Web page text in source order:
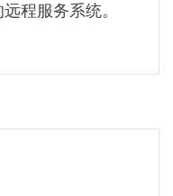
程服务系统。